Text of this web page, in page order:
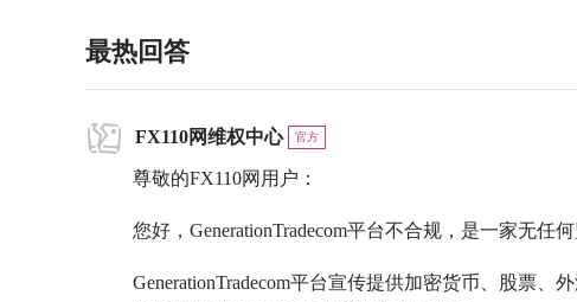
最热回答
FX110网维权中心 官方
尊敬的FX110网用户：
您好，GenerationTradecom平台不合规，是一家无任
GenerationTradecom平台宣传提供加密货币、股票